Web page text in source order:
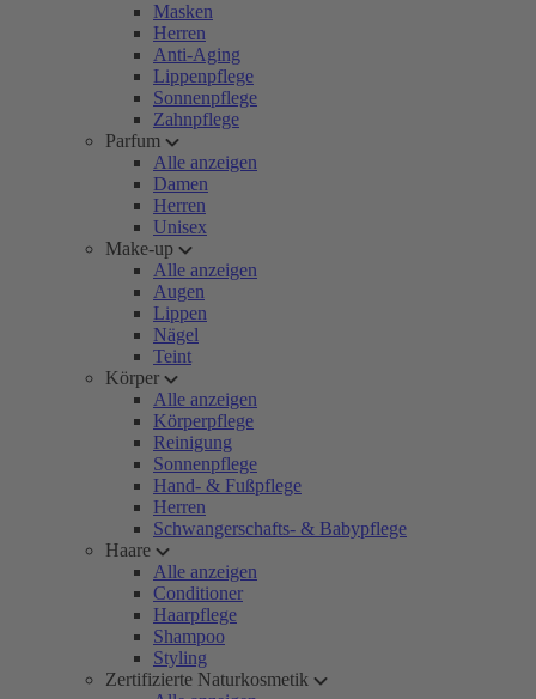
Masken
Herren
Anti-Aging
Lippenpflege
Sonnenpflege
Zahnpflege
Parfum
Alle anzeigen
Damen
Herren
Unisex
Make-up
Alle anzeigen
Augen
Lippen
Nägel
Teint
Körper
Alle anzeigen
Körperpflege
Reinigung
Sonnenpflege
Hand- & Fußpflege
Herren
Schwangerschafts- & Babypflege
Haare
Alle anzeigen
Conditioner
Haarpflege
Shampoo
Styling
Zertifizierte Naturkosmetik